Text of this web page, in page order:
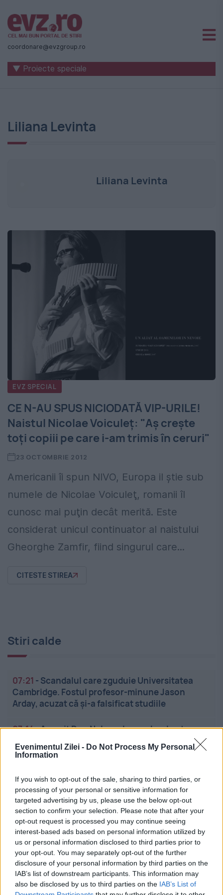
Evenimentul Zilei - Do Not Process My Personal
Information
If you wish to opt-out of the sale, sharing to third parties, or
processing of your personal or sensitive information for
targeted advertising by us, please use the below opt-out
section to confirm your selection. Please note that after your
opt-out request is processed you may continue seeing
interest-based ads based on personal information utilized by
us or personal information disclosed to third parties prior to
your opt-out. You may separately opt-out of the further
disclosure of your personal information by third parties on the
IAB’s list of downstream participants. This information may
also be disclosed by us to third parties on the IAB’s List of
Știri
naționale
internaționale
-
Evenimentul
coordonare@evzgroup.ro
▼ Proiecte speciale
Liliana Levinta
Liliana Levinta
EVZ SPECIAL
CE N-AU SPUS NICIODATĂ VIP-URILE!
Naistul Nicolae Voiculeţ: "Aş creşte
toţi copiii pe care i-am trimis în ceruri"
23 OCTOMBRIE 2012
Americanii îi spun NIVO, Europa il ştie sub
numele de Nicolae Voiculeţ, romanii îl
cunosc mai puţin decât merită. Este
considerat unicul continuator al naistului
Gheorghe Zamfir, fiind singurul care...
CITESTE STIREA
Stiri calde
07:21 - Scandalul care zguduie Universitatea
Cambridge. Fostul profesor-minune Jason
Arday, acuzat că și-a falsificat studiile
07:14-A murit Don Nelson. Legendarul antrenor
proprietarului. Toate regulile despre plata la bloc
06:54- Superliga, etapa a 4-a. Rezultatele
meciurilor și clasamentul actualizat. Partidele
de luni, 10 august
06:45-Bacalaureat de toamnă 2026, cu peste
33.000 de candidați
06:34-Prognoza meteo, 10 august.